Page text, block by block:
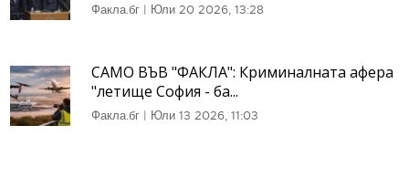
Факла.бг | Юли 20 2026, 13:28
САМО ВЪВ "ФАКЛА": Криминалната афера
"летище София - ба...
Факла.бг | Юли 13 2026, 11:03